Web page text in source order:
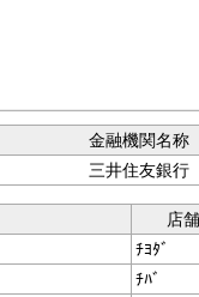
金融機関名称
三井住友銀行
店
ﾁﾖﾀﾞ
ﾁﾊﾞ